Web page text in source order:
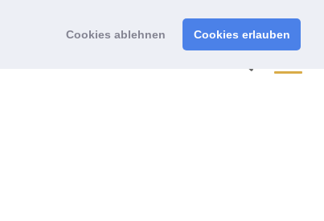
Cookies ablehnen Cookies erlauben